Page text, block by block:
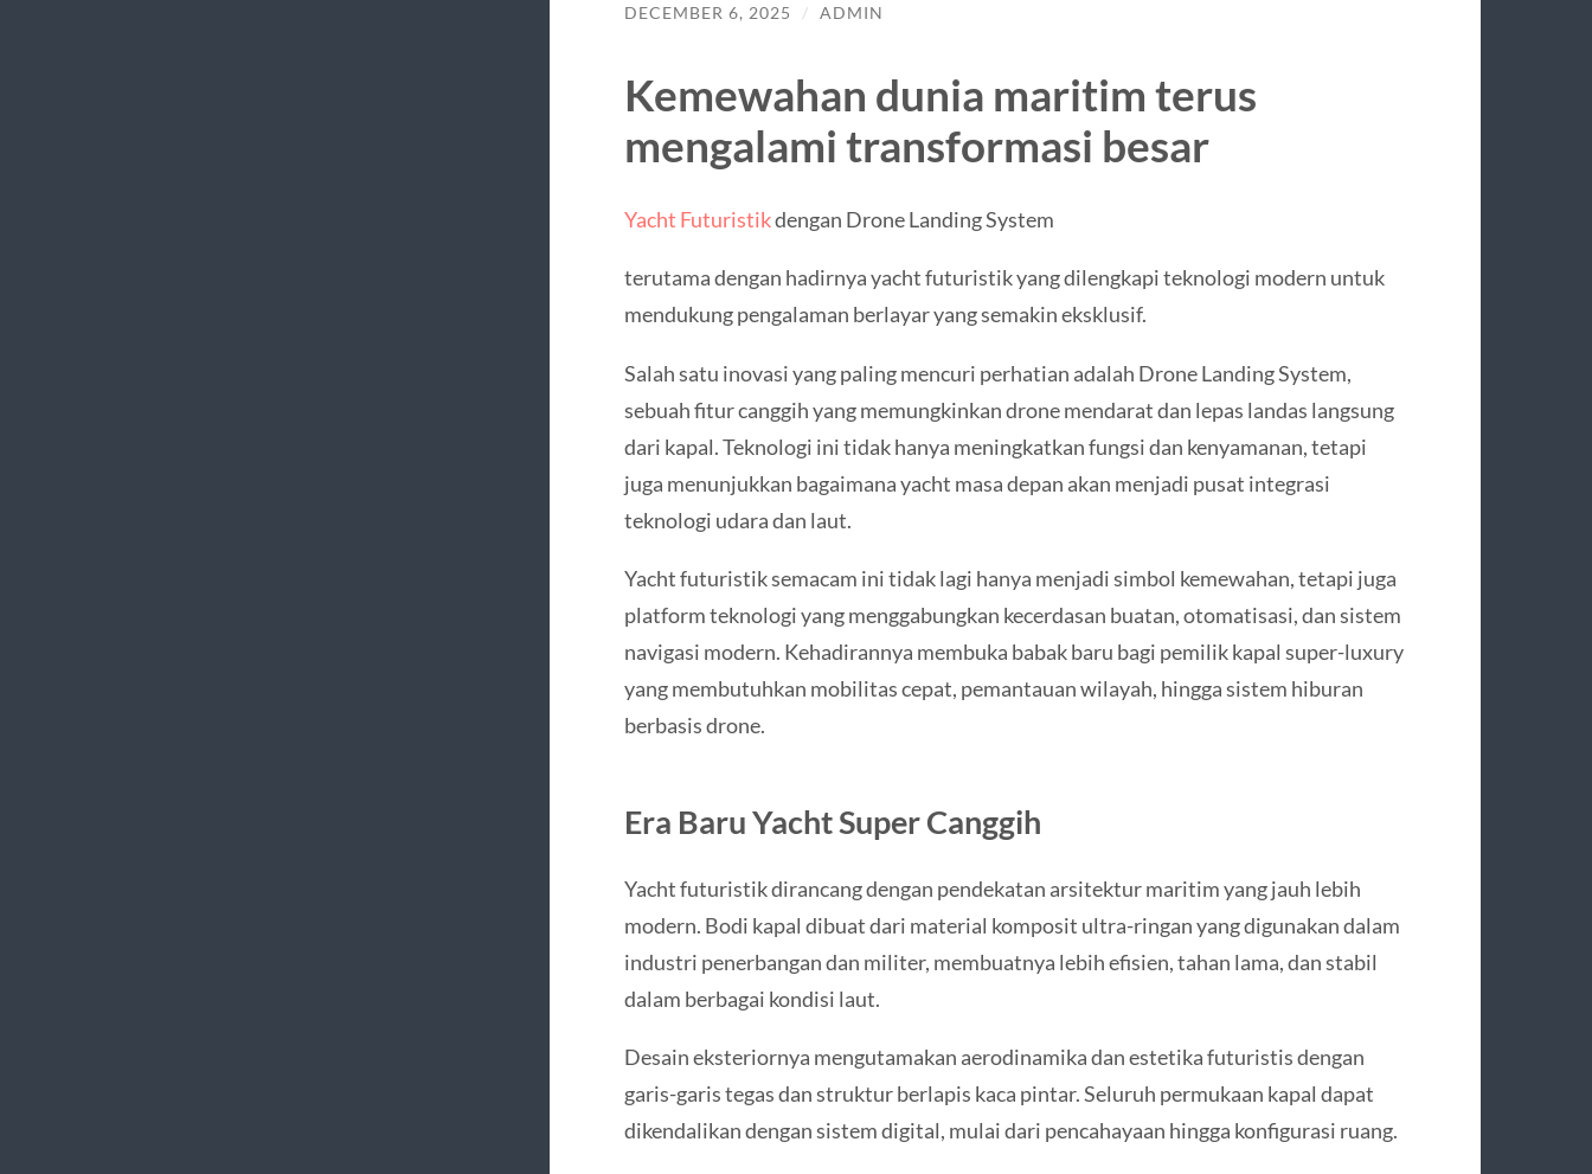
DECEMBER 6, 2025 / ADMIN
Kemewahan dunia maritim terus
mengalami transformasi besar
Yacht Futuristikdengan Drone Landing System
terutama dengan hadirnya yacht futuristik yang dilengkapi teknologi modern untuk
mendukung pengalaman berlayar yang semakin eksklusif.
Salah satu inovasi yang paling mencuri perhatian adalah Drone Landing System,
sebuah fitur canggih yang memungkinkan drone mendarat dan lepas landas langsung
dari kapal. Teknologi ini tidak hanya meningkatkan fungsi dan kenyamanan, tetapi
juga menunjukkan bagaimana yacht masa depan akan menjadi pusat integrasi
teknologi udara dan laut.
Yacht futuristik semacam ini tidak lagi hanya menjadi simbol kemewahan, tetapi juga
platform teknologi yang menggabungkan kecerdasan buatan, otomatisasi, dan sistem
navigasi modern. Kehadirannya membuka babak baru bagi pemilik kapal super-luxury
yang membutuhkan mobilitas cepat, pemantauan wilayah, hingga sistem hiburan
berbasis drone.
Era Baru Yacht Super Canggih
Yacht futuristik dirancang dengan pendekatan arsitektur maritim yang jauh lebih
modern. Bodi kapal dibuat dari material komposit ultra-ringan yang digunakan dalam
industri penerbangan dan militer, membuatnya lebih efisien, tahan lama, dan stabil
dalam berbagai kondisi laut.
Desain eksteriornya mengutamakan aerodinamika dan estetika futuristis dengan
garis-garis tegas dan struktur berlapis kaca pintar. Seluruh permukaan kapal dapat
dikendalikan dengan sistem digital, mulai dari pencahayaan hingga konfigurasi ruang.